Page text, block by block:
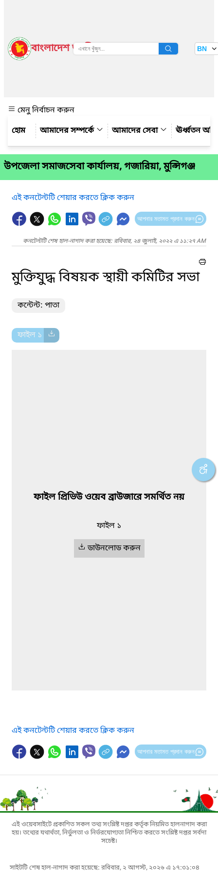
বাংলাদেশ জাতীয় তথ্য বাতায়ন BN
মেনু নির্বাচন করুন
আমাদের সম্পর্কে
আমাদের সেবা ঊর্ধ্বতন
উপজেলা সমাজসেবা কার্যালয়, গজারিয়া, মুন্সিগঞ্জ
এই কনটেন্টটি শেয়ার করতে ক্লিক করুন
আপনার মতামত প্রদান করুন
কনটেন্টটি শেষ হাল-নাগাদ করা হয়েছে: রবিবার, ২৪ জুলাই, ২০২২ এ ১১:২৭ AM
মুক্তিযুদ্ধ বিষয়ক স্থায়ী কমিটির সভা
কন্টেন্ট: পাতা
ফাইল ১
ফাইল প্রিভিউ ওয়েব ব্রাউজারে সমর্থিত নয়
ফাইল ১
ডাউনলোড করুন
এই কনটেন্টটি শেয়ার করতে ক্লিক করুন
আপনার মতামত প্রদান করুন
এই ওয়েবসাইটে প্রকাশিত সকল তথ্য সংশ্লিষ্ট দপ্তর কর্তৃক নিয়মিত হালনাগাদ করা
হয়। তথ্যের যথার্থতা, নির্ভুলতা ও নির্ভরযোগ্যতা নিশ্চিত করতে সংশ্লিষ্ট দপ্তর সর্বদা
সচেষ্ট।
সাইটটি শেষ হাল-নাগাদ করা হয়েছে: রবিবার, ২ আগস্ট, ২০২৬ এ ১৭:৩১:০৪